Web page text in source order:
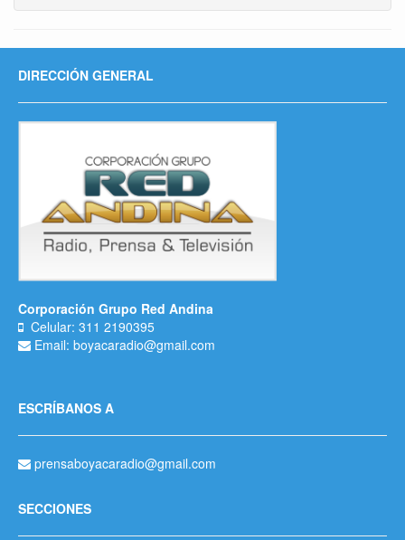
DIRECCIÓN GENERAL
Corporación Grupo Red Andina
Celular: 311 2190395
Email: boyacaradio@gmail.com
ESCRÍBANOS A
prensaboyacaradio@gmail.com
SECCIONES